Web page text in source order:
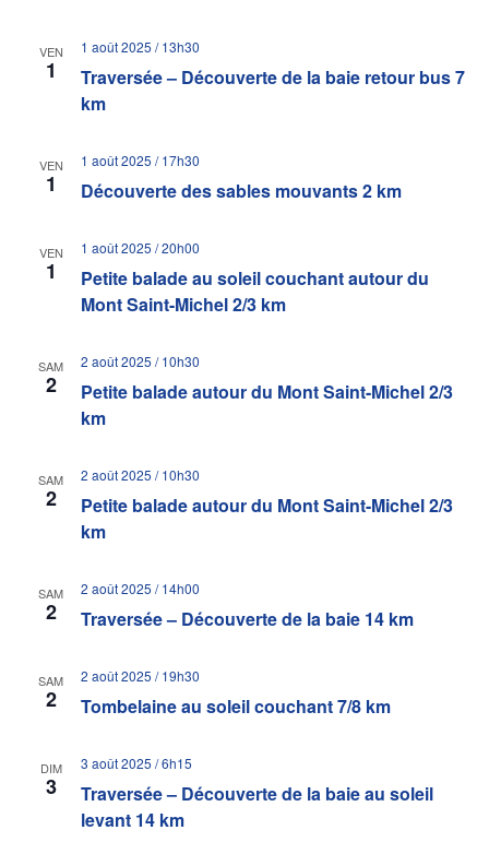
VEN
1
Traversée – Découverte de la baie retour bus 7
km
1 août 2025 / 13h30
VEN
1 Découverte des sables mouvants 2 km
1 août 2025 / 17h30
VEN
1
Petite balade au soleil couchant autour du
Mont Saint-Michel 2/3 km
1 août 2025 / 20h00
SAM
2
Petite balade autour du Mont Saint-Michel 2/3
km
2 août 2025 / 10h30
SAM
2
Petite balade autour du Mont Saint-Michel 2/3
km
2 août 2025 / 10h30
SAM
2 Traversée – Découverte de la baie 14 km
2 août 2025 / 14h00
SAM
2 Tombelaine au soleil couchant 7/8 km
2 août 2025 / 19h30
DIM
3
Traversée – Découverte de la baie au soleil
levant 14 km
3 août 2025 / 6h15